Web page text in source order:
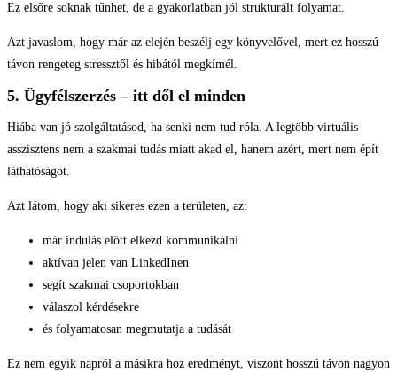
Ez elsőre soknak tűnhet, de a gyakorlatban jól strukturált folyamat.
Azt javaslom, hogy már az elején beszélj egy könyvelővel, mert ez hosszú
távon rengeteg stressztől és hibától megkímél.
5. Ügyfélszerzés – itt dől el minden
Hiába van jó szolgáltatásod, ha senki nem tud róla. A legtöbb virtuális
asszisztens nem a szakmai tudás miatt akad el, hanem azért, mert nem épít
láthatóságot.
Azt látom, hogy aki sikeres ezen a területen, az:
már indulás előtt elkezd kommunikálni
aktívan jelen van LinkedInen
segít szakmai csoportokban
válaszol kérdésekre
és folyamatosan megmutatja a tudását
Ez nem egyik napról a másikra hoz eredményt, viszont hosszú távon nagyon